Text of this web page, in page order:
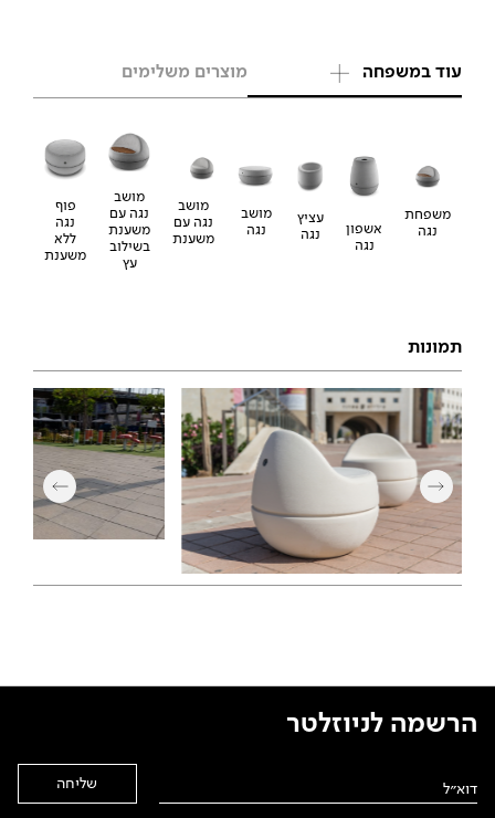
עוד במשפחה מוצרים משלימים
משפחת
נגה
אשפון
נגה
עציץ
נגה
מושב
נגה
מושב
נגה עם
משענת
מושב
נגה עם
משענת
בשילוב
עץ
פוף
נגה
ללא
משענת
תמונות
הרשמה לניוזלטר